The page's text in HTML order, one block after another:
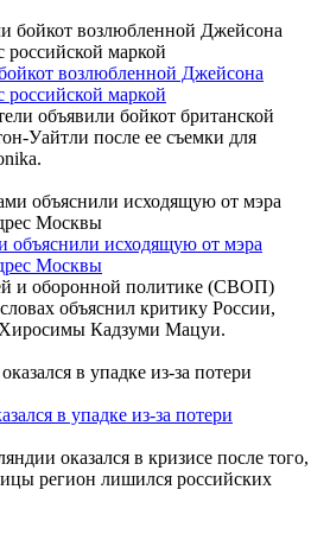
возлюбленной Джейсона
российской маркой
объявили бойкот британской
Уайтли после ее съемки для
объяснили исходящую от мэра
Москвы
и оборонной политике (СВОП)
объяснил критику России,
Кадзуми Мацуи.
в упадке из-за потери
оказался в кризисе после того,
регион лишился российских